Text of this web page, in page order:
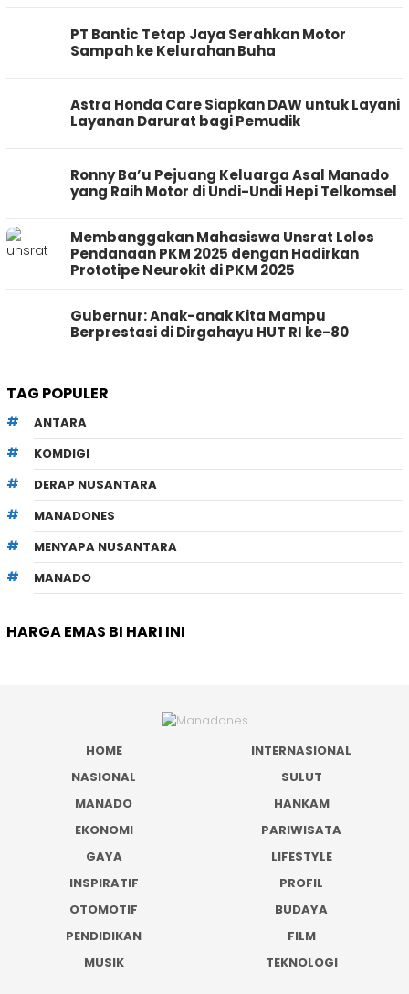
PT Bantic Tetap Jaya Serahkan Motor
Sampah ke Kelurahan Buha
Astra Honda Care Siapkan DAW untuk Layani
Layanan Darurat bagi Pemudik
Ronny Ba’u Pejuang Keluarga Asal Manado
yang Raih Motor di Undi-Undi Hepi Telkomsel
Membanggakan Mahasiswa Unsrat Lolos
Pendanaan PKM 2025 dengan Hadirkan
Prototipe Neurokit di PKM 2025
Gubernur: Anak-anak Kita Mampu
Berprestasi di Dirgahayu HUT RI ke-80
TAG POPULER
ANTARA
KOMDIGI
DERAP NUSANTARA
MANADONES
MENYAPA NUSANTARA
MANADO
HARGA EMAS BI HARI INI
HOME
INTERNASIONAL
NASIONAL
SULUT
MANADO
HANKAM
EKONOMI
PARIWISATA
GAYA
LIFESTYLE
INSPIRATIF
PROFIL
OTOMOTIF
BUDAYA
PENDIDIKAN
FILM
MUSIK
TEKNOLOGI